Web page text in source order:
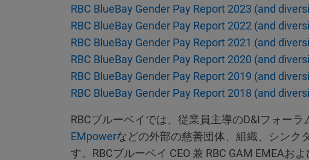
RBC BlueBay Gender Pay Report 2023 (and
RBC BlueBay Gender Pay Report 2022 (and
RBC BlueBay Gender Pay Report 2021 (and
RBC BlueBay Gender Pay Report 2020 (and
RBC BlueBay Gender Pay Report 2019 (and
RBC BlueBay Gender Pay Report 2018 (and
RBCブルーベイでは、従業員主導のD&Iフォーラ
EMpowerなどの外部の慈善団体、組織、シンク
す。RBCブルーベイ CEO 兼 RBC GAM EMEAお